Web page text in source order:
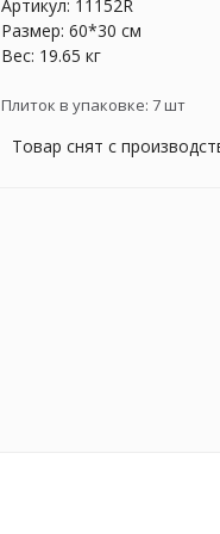
Артикул: 11152R
Размер: 60*30 см
Вес: 19.65 кг
Плиток в упаковке: 7шт
Товар снят с